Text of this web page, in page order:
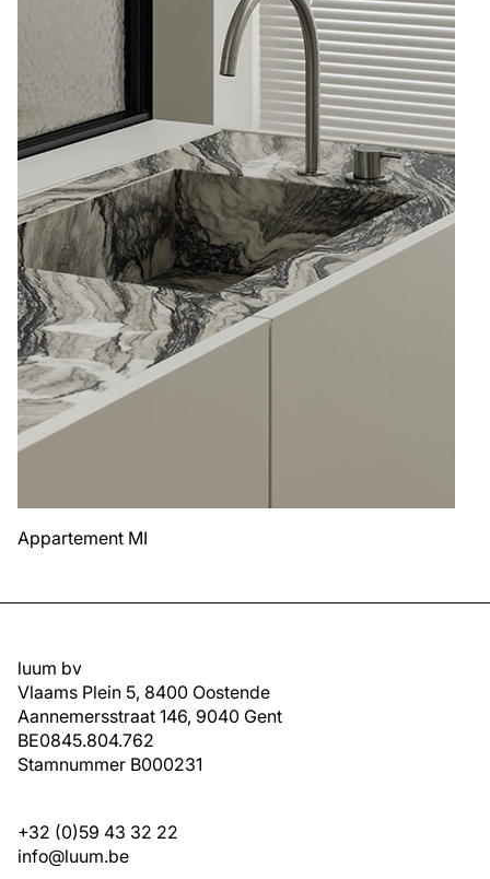
Appartement MI
luum bv
Vlaams Plein 5, 8400 Oostende
Aannemersstraat 146, 9040 Gent
BE0845.804.762
Stamnummer B000231
+32 (0)59 43 32 22
info@luum.be